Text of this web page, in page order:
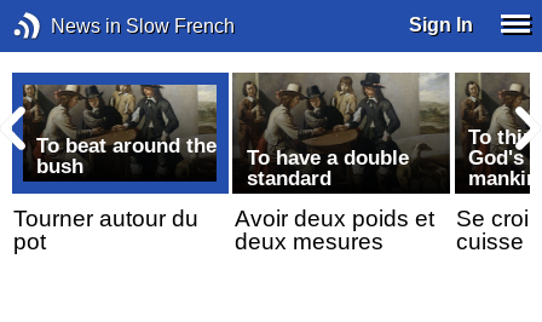
News in Slow French Sign In
To beat around the
bush
Tourner autour du
pot
To have a double
standard
Avoir deux poids et
deux mesures
To
God's
Se
cuisse